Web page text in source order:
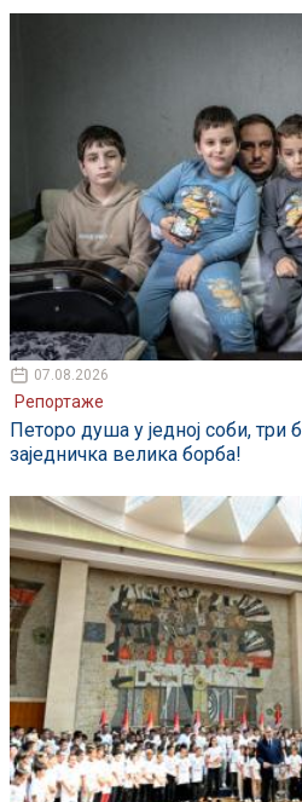
07.08.2026
Репортаже
Петоро душа у једној соби, три
заједничка велика борба!